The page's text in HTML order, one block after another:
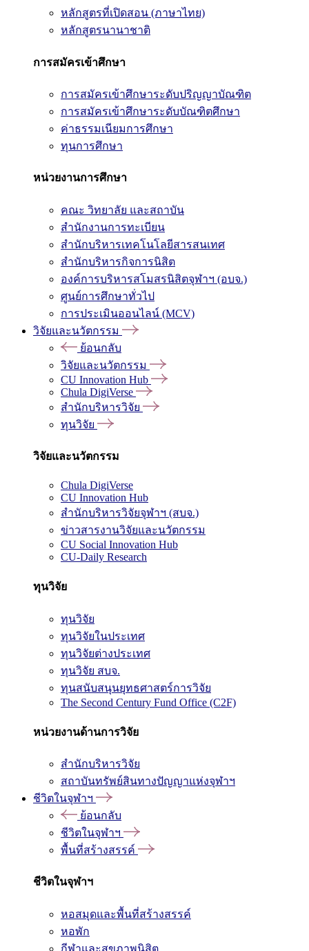
หลักสูตรที่เปิดสอน (ภาษาไทย)
หลักสูตรนานาชาติ
การสมัครเข้าศึกษา
การสมัครเข้าศึกษาระดับปริญญาบัณฑิต
การสมัครเข้าศึกษาระดับบัณฑิตศึกษา
ค่าธรรมเนียมการศึกษา
ทุนการศึกษา
หน่วยงานการศึกษา
คณะ วิทยาลัย และสถาบัน
สำนักงานการทะเบียน
สำนักบริหารเทคโนโลยีสารสนเทศ
สำนักบริหารกิจการนิสิต
องค์การบริหารสโมสรนิสิตจุฬาฯ (อบจ.)
ศูนย์การศึกษาทั่วไป
การประเมินออนไลน์ (MCV)
วิจัยและนวัตกรรม
ย้อนกลับ
วิจัยและนวัตกรรม
CU Innovation Hub
Chula DigiVerse
สำนักบริหารวิจัย
ทุนวิจัย
วิจัยและนวัตกรรม
Chula DigiVerse
CU Innovation Hub
สำนักบริหารวิจัยจุฬาฯ (สบจ.)
ข่าวสารงานวิจัยและนวัตกรรม
CU Social Innovation Hub
CU-Daily Research
ทุนวิจัย
ทุนวิจัย
ทุนวิจัยในประเทศ
ทุนวิจัยต่างประเทศ
ทุนวิจัย สบจ.
ทุนสนับสนุนยุทธศาสตร์การวิจัย
The Second Century Fund Office (C2F)
หน่วยงานด้านการวิจัย
สำนักบริหารวิจัย
สถาบันทรัพย์สินทางปัญญาแห่งจุฬาฯ
ชีวิตในจุฬาฯ
ย้อนกลับ
ชีวิตในจุฬาฯ
พื้นที่สร้างสรรค์
ชีวิตในจุฬาฯ
หอสมุดและพื้นที่สร้างสรรค์
หอพัก
กีฬาและสุขภาพนิสิต